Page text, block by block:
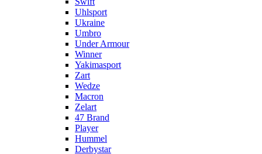
Uhlsport
Ukraine
Umbro
Under Armour
Winner
Yakimasport
Zart
Wedze
Macron
Zelart
47 Brand
Player
Hummel
Derbystar